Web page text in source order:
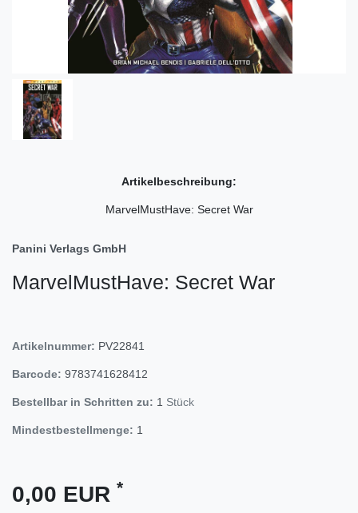
Artikelbeschreibung:
MarvelMustHave: Secret War
Panini Verlags GmbH
MarvelMustHave: Secret War
Artikelnummer: PV22841
Barcode: 9783741628412
Bestellbar in Schritten zu: 1 Stück
Mindestbestellmenge: 1
0,00 EUR *